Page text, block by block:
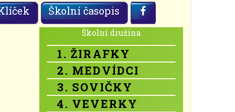
Školní časopis
Školní družina
1. ŽIRAFKY
2. MEDVÍDCI
3. SOVIČKY
4. VEVERKY